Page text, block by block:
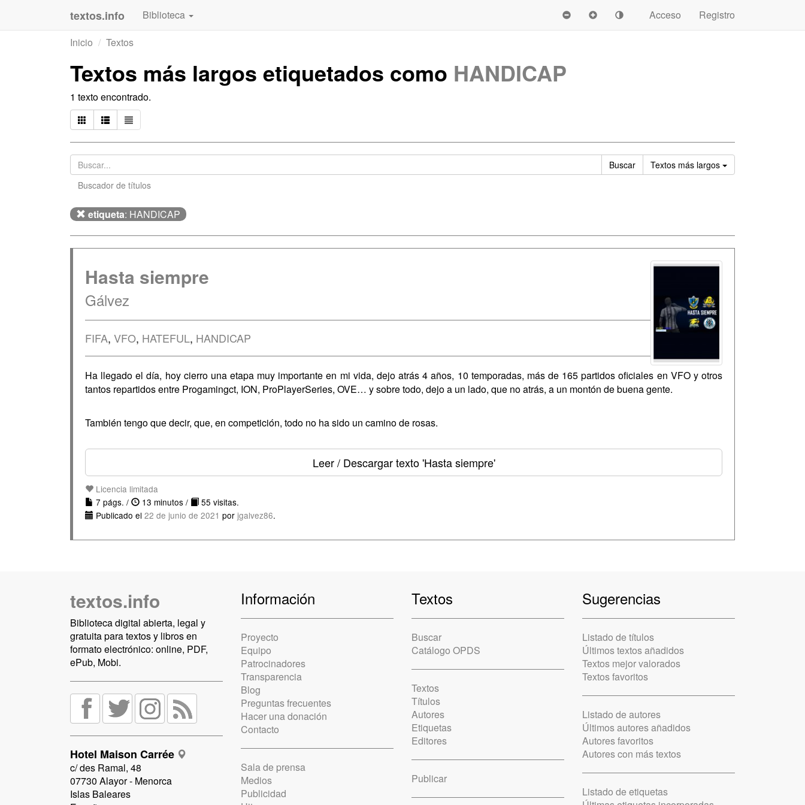
textos.info Biblioteca Acceso
Registro
Inicio
Textos
Textos más largos etiquetados como HANDICAP
1 texto encontrado.
Buscar Textos más largos Ordenar
Buscador de títulos
etiqueta: HANDICAP
Hasta siempre
Gálvez
FIFA, VFO, HATEFUL, HANDICAP
Ha llegado el día, hoy cierro una etapa muy importante en mi vida, dejo atrás 4 años, 10 temporadas, más de 165 partidos oficiales en VFO y otros
tantos repartidos entre Progamingct, ION, ProPlayerSeries, OVE… y sobre todo, dejo a un lado, que no atrás, a un montón de buena gente.
También tengo que decir, que, en competición, todo no ha sido un camino de rosas.
Leer / Descargar texto'Hasta siempre'
Licencia limitada
7 págs. /
13 minutos /
55 visitas.
Publicado el 22 de junio de 2021 por jgalvez86.
textos.info
Biblioteca digital abierta, legal y
gratuita para textos y libros en
formato electrónico: online, PDF,
ePub, Mobi.
Hotel Maison Carrée
c/ des Ramal, 48
07730 Alayor - Menorca
Islas Baleares
Información
Proyecto
Equipo
Patrocinadores
Transparencia
Blog
Preguntas frecuentes
Hacer una donación
Contacto
Sala de prensa
Medios
Publicidad
Textos
Buscar
Catálogo OPDS
Textos
Títulos
Autores
Etiquetas
Editores
Publicar
Sugerencias
Listado de títulos
Últimos textos añadidos
Textos mejor valorados
Textos favoritos
Listado de autores
Últimos autores añadidos
Autores favoritos
Autores con más textos
Listado de etiquetas